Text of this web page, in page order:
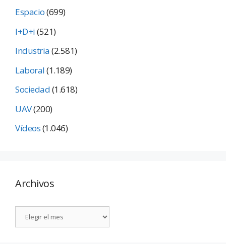
Espacio(699)
I+D+i(521)
Industria(2.581)
Laboral(1.189)
Sociedad(1.618)
UAV(200)
Vídeos(1.046)
Archivos